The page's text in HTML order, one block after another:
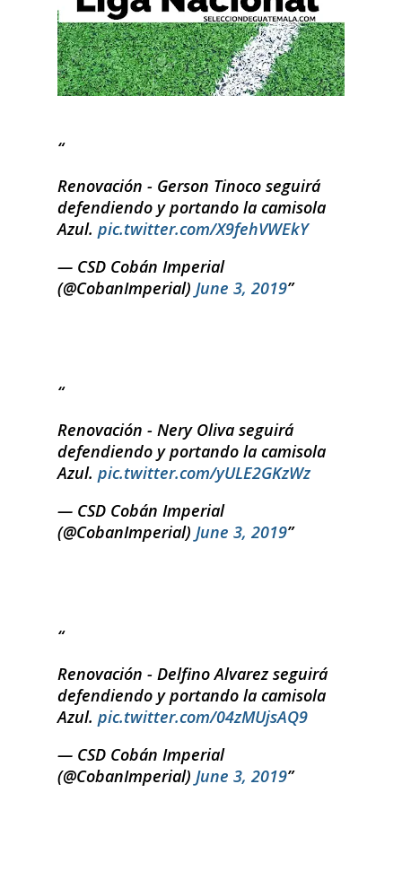
Renovación - Gerson Tinoco seguirá
defendiendo y portando la camisola
Azul. pic.twitter.com/X9fehVWEkY
— CSD Cobán Imperial
(@CobanImperial) June 3, 2019
Renovación - Nery Oliva seguirá
defendiendo y portando la camisola
Azul. pic.twitter.com/yULE2GKzWz
— CSD Cobán Imperial
(@CobanImperial) June 3, 2019
Renovación - Delfino Alvarez seguirá
defendiendo y portando la camisola
Azul. pic.twitter.com/04zMUjsAQ9
— CSD Cobán Imperial
(@CobanImperial) June 3, 2019